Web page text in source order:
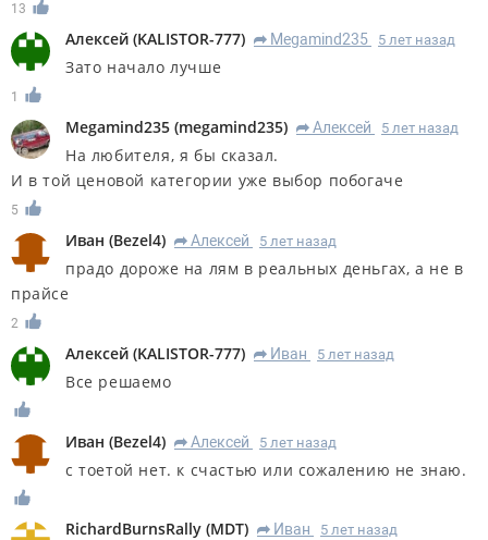
13
Алексей (KALISTOR-777) R Megamind235 5 лет назад
Зато начало лучше
1
Megamind235 (megamind235) R Алексей 5 лет назад
На любителя, я бы сказал.
И в той ценовой категории уже выбор побогаче
5
Иван (Bezel4) R Алексей 5 лет назад
прадо дороже на лям в реальных деньгах, а не в
прайсе
2
Алексей (KALISTOR-777) R Иван 5 лет назад
Все решаемо
Иван (Bezel4) R Алексей 5 лет назад
с тоетой нет. к счастью или сожалению не знаю.
RichardBurnsRally (MDT) R Иван 5 лет назад